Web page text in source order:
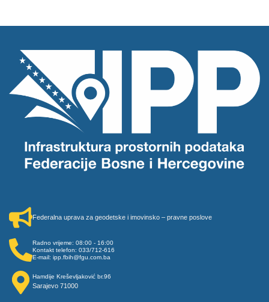
Federalna uprava za geodetske i imovinsko – pravne poslove
Radno vrijeme: 08:00 - 16:00
Kontakt telefon: 033/712-616
E-mail: ipp.fbih@fgu.com.ba
Hamdije Kreševljaković br.96
Sarajevo 71000